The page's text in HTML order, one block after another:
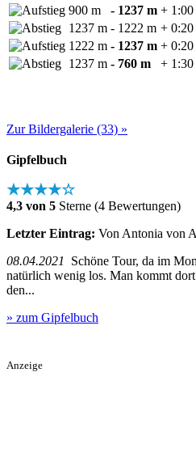
900 m
- 1237 m + 1:00
1237 m - 1222 m + 0:20
1222 m - 1237 m + 0:20
1237 m - 760 m + 1:30
Zur Bildergalerie (33) »
Gipfelbuch
★★★★☆
4,3 von 5 Sterne (4 Bewertungen)
Letzter Eintrag: Von Antonia von
08.04.2021
Schöne Tour, da im
natürlich wenig los. Man kommt
den...
» zum Gipfelbuch
Anzeige